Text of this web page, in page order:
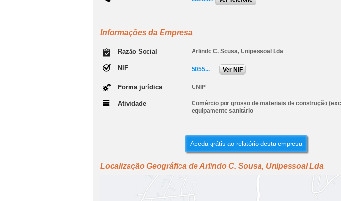
Informações da Empresa
Razão Social Arlindo C. Sousa, Unipessoal Lda
NIF 5055... Ver NIF
Forma jurídica UNIP
Atividade
Comércio por grosso de materiais de construção
equipamento sanitário
Aceda grátis ao relatório desta empresa
Localização Geográfica de Arlindo C. Sousa, Unipessoal Lda